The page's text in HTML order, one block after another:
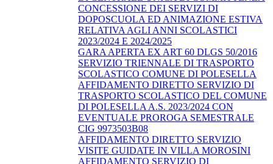
CONCESSIONE DEI SERVIZI DI
DOPOSCUOLA ED ANIMAZIONE ESTIVA
RELATIVA AGLI ANNI SCOLASTICI
2023/2024 E 2024/2025
GARA APERTA EX ART 60 DLGS 50/2016
SERVIZIO TRIENNALE DI TRASPORTO
SCOLASTICO COMUNE DI POLESELLA
AFFIDAMENTO DIRETTO SERVIZIO DI
TRASPORTO SCOLASTICO DEL COMUNE
DI POLESELLA A.S. 2023/2024 CON
EVENTUALE PROROGA SEMESTRALE
CIG 9973503B08
AFFIDAMENTO DIRETTO SERVIZIO
VISITE GUIDATE IN VILLA MOROSINI
AFFIDAMENTO SERVIZIO DI